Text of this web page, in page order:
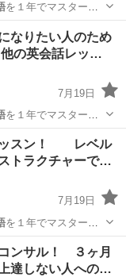
を１年でマスターで
なりたい人のため
の英会話レッ…
7月19日
を１年でマスターで
ッスン！ レベル
トラクチャーで…
7月19日
を１年でマスターで
ンサル！ ３ヶ月
達しない人への…